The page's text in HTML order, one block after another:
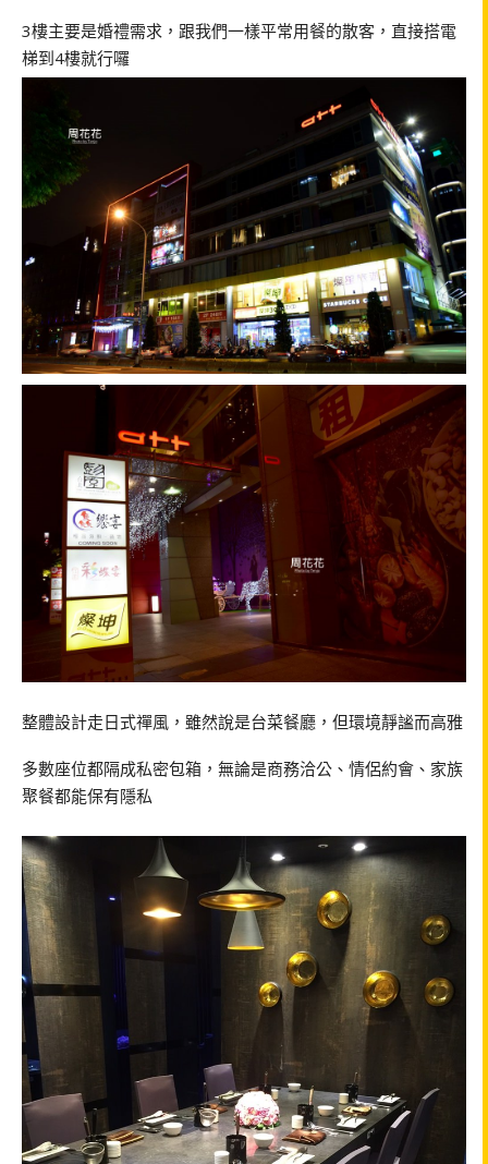
3樓主要是婚禮需求，跟我們一樣平常用餐的散客，直接搭電
梯到4樓就行囉
整體設計走日式禪風，雖然說是台菜餐廳，但環境靜謐而高雅
多數座位都隔成私密包箱，無論是商務洽公、情侶約會、家族
聚餐都能保有隱私